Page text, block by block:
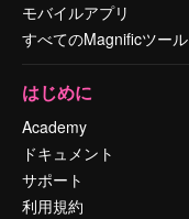
モバイルアプリ
すべてのMagnificツール
はじめに
Academy
ドキュメント
サポート
利用規約